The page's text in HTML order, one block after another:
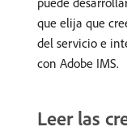
que elija que
del servicio e
con Adobe IMS.
Leer las